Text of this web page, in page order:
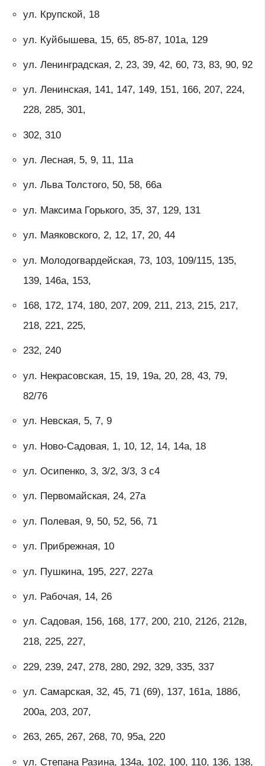
ул. Крупской, 18
ул. Куйбышева, 15, 65, 85-87, 101а, 129
ул. Ленинградская, 2, 23, 39, 42, 60, 73, 83, 90, 92
ул. Ленинская, 141, 147, 149, 151, 166, 207, 224,
228, 285, 301,
302, 310
ул. Лесная, 5, 9, 11, 11а
ул. Льва Толстого, 50, 58, 66а
ул. Максима Горького, 35, 37, 129, 131
ул. Маяковского, 2, 12, 17, 20, 44
ул. Молодогвардейская, 73, 103, 109/115, 135,
139, 146а, 153,
168, 172, 174, 180, 207, 209, 211, 213, 215, 217,
218, 221, 225,
232, 240
ул. Некрасовская, 15, 19, 19а, 20, 28, 43, 79,
82/76
ул. Невская, 5, 7, 9
ул. Ново-Садовая, 1, 10, 12, 14, 14а, 18
ул. Осипенко, 3, 3/2, 3/3, 3 с4
ул. Первомайская, 24, 27а
ул. Полевая, 9, 50, 52, 56, 71
ул. Прибрежная, 10
ул. Пушкина, 195, 227, 227a
ул. Рабочая, 14, 26
ул. Садовая, 156, 168, 177, 200, 210, 212б, 212в,
218, 225, 227,
229, 239, 247, 278, 280, 292, 329, 335, 337
ул. Самарская, 32, 45, 71 (69), 137, 161а, 188б,
200а, 203, 207,
263, 265, 267, 268, 70, 95a, 220
ул. Степана Разина, 134а, 102, 100, 110, 136, 138,